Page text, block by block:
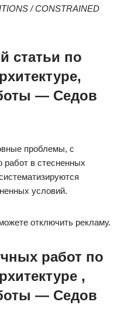
/ CONSTRAINED
статьи по
— Седов
проблемы, с
работ в стесненных
условий.
отключить рекламу.
работ по
,
— Седов